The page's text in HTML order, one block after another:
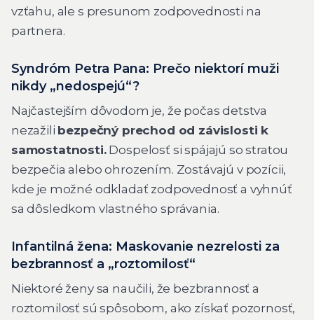
vzťahu, ale s presunom zodpovednosti na
partnera.
Syndróm Petra Pana: Prečo niektorí muži
nikdy „nedospejú“?
Najčastejším dôvodom je, že počas detstva
nezažili bezpečný prechod od závislosti k
samostatnosti.Dospelosť si spájajú so stratou
bezpečia alebo ohrozením. Zostávajú v pozícii,
kde je možné odkladať zodpovednosť a vyhnúť
sa dôsledkom vlastného správania.
Infantilná žena: Maskovanie nezrelosti za
bezbrannosť a „roztomilosť“
Niektoré ženy sa naučili, že bezbrannosť a
roztomilosť sú spôsobom, ako získať pozornosť,